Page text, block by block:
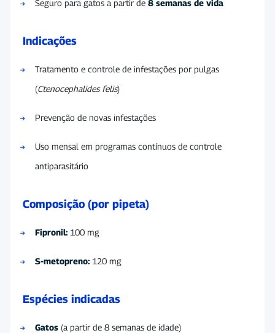
Seguro para gatos a partir de 8 semanas de vida
Indicações
Tratamento e controle de infestações por pulgas
(Ctenocephalides felis)
Prevenção de novas infestações
Uso mensal em programas contínuos de controle
antiparasitário
Composição (por pipeta)
Fipronil: 100 mg
S-metopreno: 120 mg
Espécies indicadas
Gatos (a partir de 8 semanas de idade)